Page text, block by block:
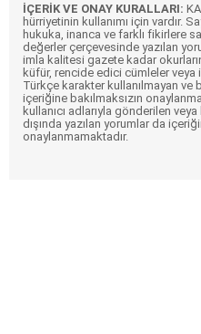
İÇERİK VE ONAY KURALLARI:
hürriyetinin kullanımı için vardır.
hukuka, inanca ve farklı fikirlere
değerler çerçevesinde yazılan
imla kalitesi gazete kadar
küfür, rencide edici cümleler veya
Türkçe karakter kullanılmayan ve
içeriğine bakılmaksızın
kullanıcı adlarıyla gönderilen veya
dışında yazılan yorumlar da
onaylanmamaktadır.